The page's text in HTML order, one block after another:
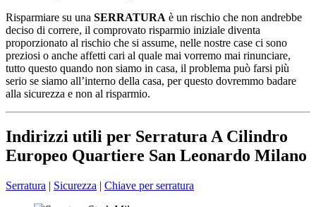
Risparmiare su una SERRATURA è un rischio che non andrebbe
deciso di correre, il comprovato risparmio iniziale diventa
proporzionato al rischio che si assume, nelle nostre case ci sono
preziosi o anche affetti cari al quale mai vorremo mai rinunciare,
tutto questo quando non siamo in casa, il problema può farsi più
serio se siamo all’interno della casa, per questo dovremmo badare
alla sicurezza e non al risparmio.
Indirizzi utili per Serratura A Cilindro
Europeo Quartiere San Leonardo Milano
Serratura | Sicurezza | Chiave per serratura